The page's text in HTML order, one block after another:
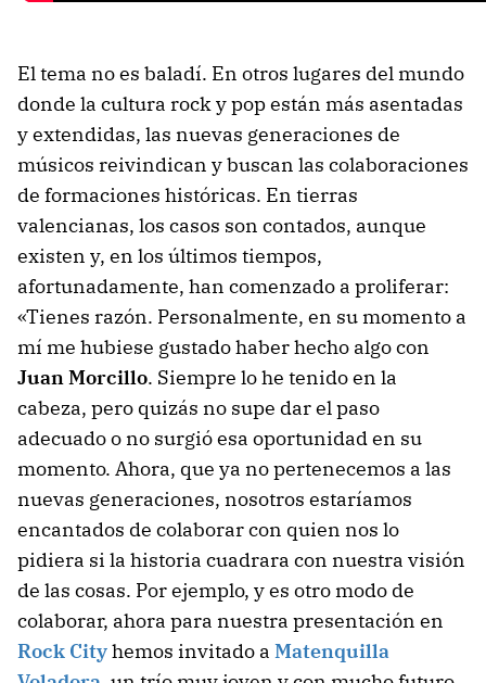
El tema no es baladí. En otros lugares del mundo
donde la cultura rock y pop están más asentadas
y extendidas, las nuevas generaciones de
músicos reivindican y buscan las colaboraciones
de formaciones históricas. En tierras
valencianas, los casos son contados, aunque
existen y, en los últimos tiempos,
afortunadamente, han comenzado a proliferar:
«Tienes razón. Personalmente, en su momento a
mí me hubiese gustado haber hecho algo con
Juan Morcillo. Siempre lo he tenido en la
cabeza, pero quizás no supe dar el paso
adecuado o no surgió esa oportunidad en su
momento. Ahora, que ya no pertenecemos a las
nuevas generaciones, nosotros estaríamos
encantados de colaborar con quien nos lo
pidiera si la historia cuadrara con nuestra visión
de las cosas. Por ejemplo, y es otro modo de
colaborar, ahora para nuestra presentación en
Rock Cityhemos invitado a Matenquilla